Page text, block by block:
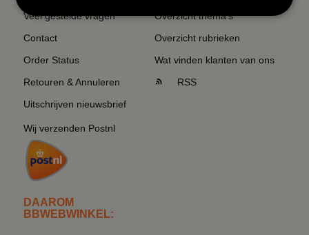
Veel gestelde vragen
Contact
Order Status
Retouren & Annuleren
Uitschrijven nieuwsbrief
Wij verzenden Postnl
DAAROM
BBWEBWINKEL:
Overzicht thema's
Overzicht rubrieken
Wat vinden klanten van ons
RSS